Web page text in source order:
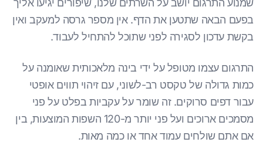
שמנוע התרגום יושב על השרתים שלנו, שיפורים יגיעו אליך
בפעם הבאה שתטען את הדף. אין מספר גרסה למעקב ואין
בקשת עדכון לסגירה לפני שתוכל להתחיל לעבוד.
התרגום עצמו מטופל על ידי בינה מלאכותית שאומנה על
כמות גדולה של טקסט רב-לשוני, עם זיהוי תווים אופטי
עבור דפים סרוקים. זה שומר על עקביות בפלט על פני
מסמכים ארוכים ועל פני יותר מ-120 השפות המוצעות, בין
אם אתם שולחים עמוד אחד או כמה מאות.